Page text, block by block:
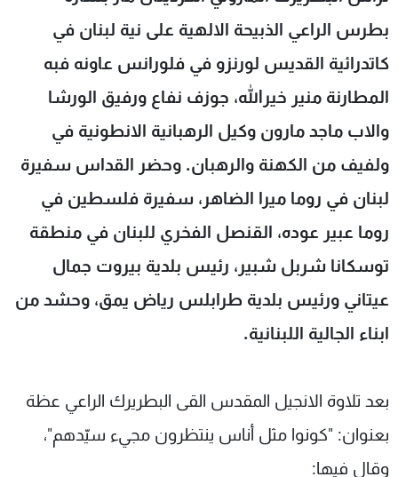
بطرس الراعي الذبيحة الالهية على نية لبنان في
كاتدرائية القديس لورنزو في فلورانس عاونه فبه
المطارنة منير خيرالله، جوزف نفاع ورفيق الورشا
والاب ماجد مارون وكيل الرهبانية الانطونية في
ولفيف من الكهنة والرهبان. وحضر القداس سفيرة
لبنان في روما ميرا الضاهر، سفيرة فلسطين في
روما عبير عوده، القنصل الفخري للبنان في منطقة
توسكانا شربل شبير، رئيس بلدية بيروت جمال
عيتاني ورئيس بلدية طرابلس رياض يمق، وحشد من
ابناء الجالية اللبنانية.
بعد تلاوة الانجيل المقدس القى البطريرك الراعي عظة
بعنوان: "كونوا مثل أناس ينتظرون مجيء سيّدهم"،
وقال فيها:
شاهد البرامج
الترددات
عن MTV
لاعلاناتكم
وظائف
شروط الإسـتخدام
سياسة الخصوصية